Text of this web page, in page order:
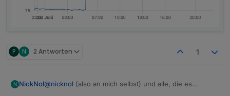
P N 2 Antworten 1
N NickNol@nicknol (also an mich selbst) und alle, die es